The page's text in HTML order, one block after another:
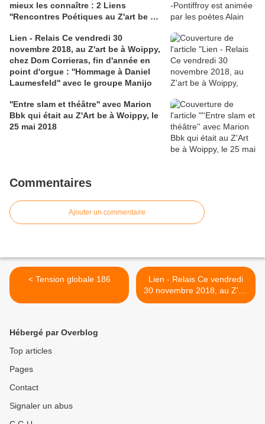
mieux les connaître : 2 Liens
''Rencontres Poétiques au Z'art be de
Poésie ''Cairn'' pour un dialogue entre
Serge Martin et Alain Helissen
Lien - Relais Ce vendredi 30
novembre 2018, au Z'art be à Woippy,
chez Dom Corrieras, fin d'année en
point d'orgue : ''Hommage à Daniel
Laumesfeld'' avec le groupe Manijo
''Entre slam et théâtre'' avec Marion
Bbk qui était au Z'Art be à Woippy, le
25 mai 2018
Commentaires
Ajouter un commentaire
< Tension globale 186
Lien - Relais Ce vendredi
30 novembre 2018, au Z'art
be à Woippy, chez Dom
Hébergé par Overblog
Top articles
Pages
Contact
Signaler un abus